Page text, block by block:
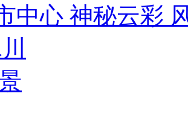
中心 神秘云彩